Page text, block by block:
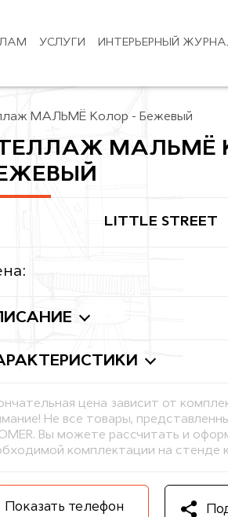
УСЛУГИ ИНТЕРЬЕРНЫЙ
МАЛЬМЁ Колор - Бежевый
МАЛЬМЁ
LITTLE STREET
цена зависит от
Не все товары,
Вы можете рассчитать и
комплектации на стенде
Показать телефон